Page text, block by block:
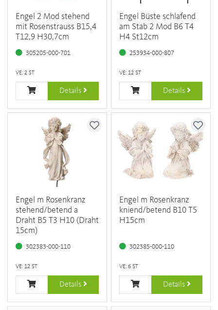
Engel 2 Mod stehend
mit Rosenstrauss B15,4
T12,9 H30,7cm
305205-000-701
VE: 2 ST
Details
Engel Büste schlafend
am Stab 2 Mod B6 T4
H4 St12cm
253934-000-807
VE: 12 ST
Details
Engel m Rosenkranz
stehend/betend a
Draht B5 T3 H10 (Draht
15cm)
302383-000-110
VE: 12 ST
Details
Engel m Rosenkranz
kniend/betend B10 T5
H15cm
302385-000-110
VE: 6 ST
Details